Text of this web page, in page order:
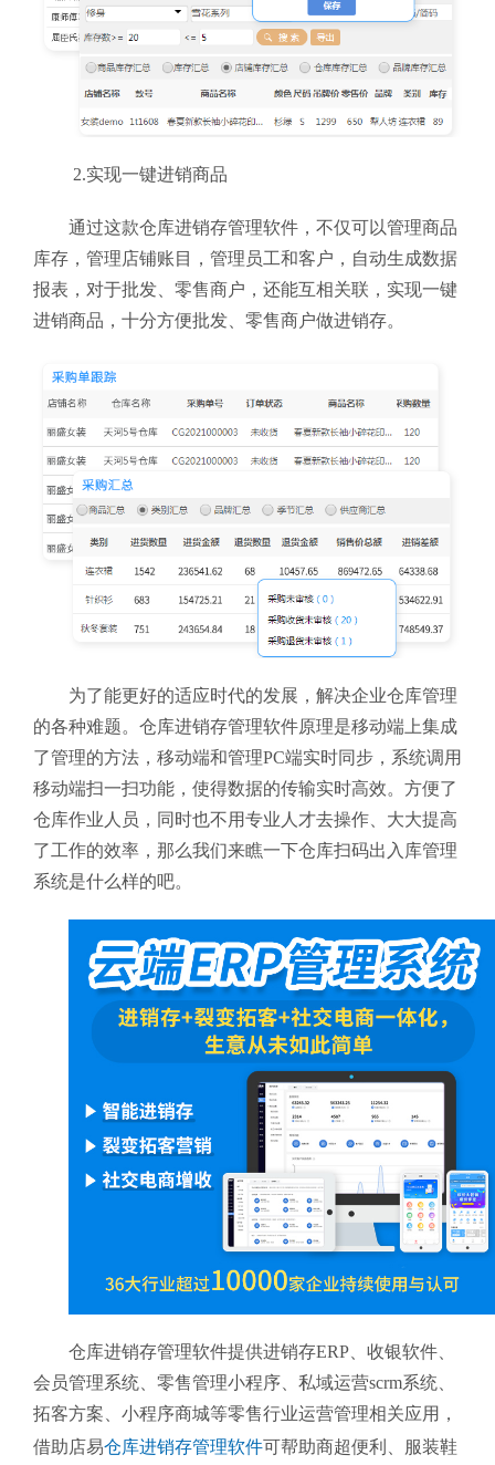
2.实现一键进销商品
通过这款仓库进销存管理软件 ，不仅可以管理商品
库存，管理店铺账目，管理员工和客户，自动生成数据
报表，对于批发、零售商户，还能互相关联，实现一键
进销商品，十分方便批发、零售商户做进销存。
为了能更好的适应时代的发展，解决企业仓库管理
的各种难题。仓库进销存管理软件原理是移动端上集成
了管理的方法，移动端和管理PC端实时同步，系统调用
移动端扫一扫功能，使得数据的传输实时高效。方便了
仓库作业人员，同时也不用专业人才去操作、大大提高
了工作的效率，那么我们来瞧一下仓库扫码出入库管理
系统是什么样的吧。
仓库进销存管理软件提供进销存ERP、收银软件、
会员管理系统、零售管理小程序、私域运营scrm系统、
拓客方案、小程序商城等零售行业运营管理相关应用，
借助店易仓库进销存管理软件可帮助商超便利、服装鞋